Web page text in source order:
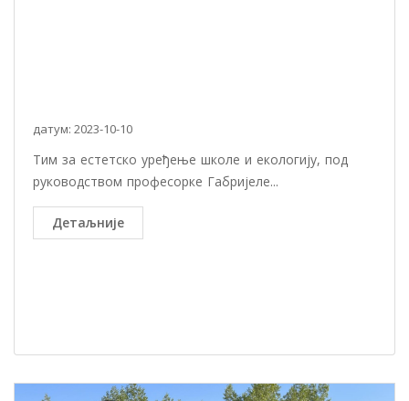
датум: 2023-10-10
Тим за естетско уређење школе и екологију, под
руководством професорке Габријеле...
Детаљније